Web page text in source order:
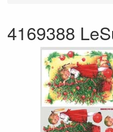
4169388